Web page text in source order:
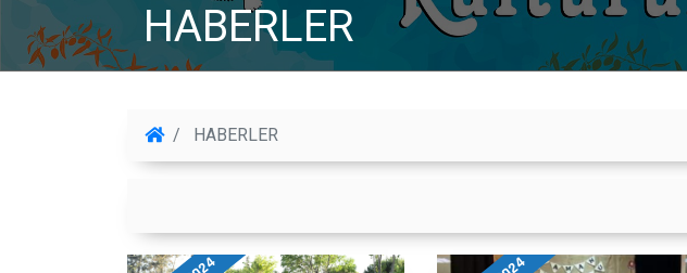
HABERLER
HABERLER